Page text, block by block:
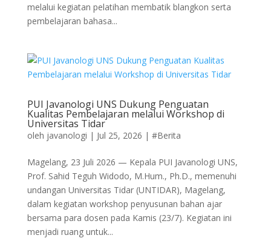
melalui kegiatan pelatihan membatik blangkon serta
pembelajaran bahasa...
PUI Javanologi UNS Dukung Penguatan
Kualitas Pembelajaran melalui Workshop di
Universitas Tidar
oleh javanologi | Jul 25, 2026 | #Berita
Magelang, 23 Juli 2026 — Kepala PUI Javanologi UNS,
Prof. Sahid Teguh Widodo, M.Hum., Ph.D., memenuhi
undangan Universitas Tidar (UNTIDAR), Magelang,
dalam kegiatan workshop penyusunan bahan ajar
bersama para dosen pada Kamis (23/7). Kegiatan ini
menjadi ruang untuk...